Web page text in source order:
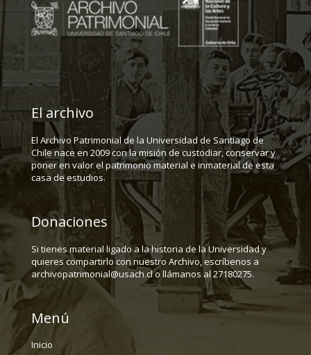
El archivo
El Archivo Patrimonial de la Universidad de Santiago de
Chile nace en 2009 con la misión de custodiar, conservar y
poner en valor el patrimonio material e inmaterial de esta
casa de estudios.
Donaciones
Si tienes material ligado a la historia de la Universidad y
quieres compartirlo con nuestro Archivo, escríbenos a
archivopatrimonial@usach.cl o llámanos al 27180275.
Menú
Inicio